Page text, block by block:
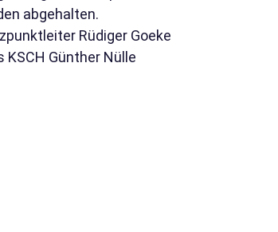
abgehalten.
Rüdiger Goeke
Günther Nülle